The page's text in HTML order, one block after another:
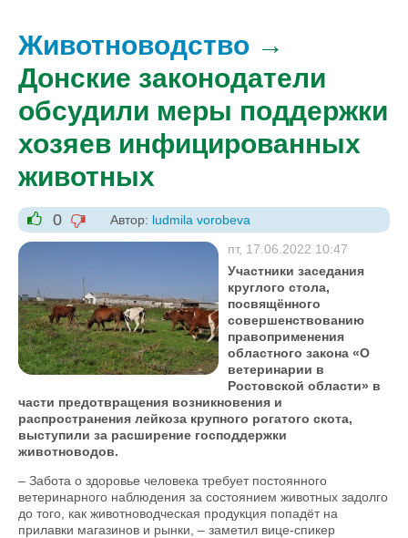
Животноводство →
Донские законодатели
обсудили меры поддержки
хозяев инфицированных
животных
+1
0
-1
Автор: ludmila vorobeva
пт, 17.06.2022 10:47
Участники заседания
круглого стола,
посвящённого
совершенствованию
правоприменения
областного закона «О
ветеринарии в
Ростовской области» в
части предотвращения возникновения и
распространения лейкоза крупного рогатого скота,
выступили за расширение господдержки
животноводов.
– Забота о здоровье человека требует постоянного
ветеринарного наблюдения за состоянием животных задолго
до того, как животноводческая продукция попадёт на
прилавки магазинов и рынки, – заметил вице-спикер